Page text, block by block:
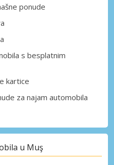
ponude
s besplatnim
kartice
za najam automobila
u Muş